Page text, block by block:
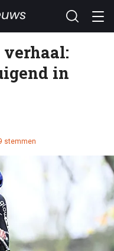
in
stemmen